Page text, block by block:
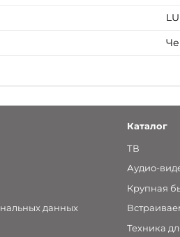
данных
Каталог
ТВ
Аудио-
Крупная
Техника